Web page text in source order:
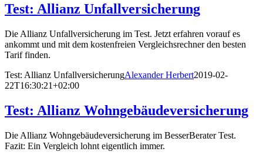
Test: Allianz Unfallversicherung
Die Allianz Unfallversicherung im Test. Jetzt erfahren vorauf es
ankommt und mit dem kostenfreien Vergleichsrechner den besten
Tarif finden.
Test: Allianz UnfallversicherungAlexander Herbert2019-02-
22T16:30:21+02:00
Test: Allianz Wohngebäudeversicherung
Die Allianz Wohngebäudeversicherung im BesserBerater Test.
Fazit: Ein Vergleich lohnt eigentlich immer.